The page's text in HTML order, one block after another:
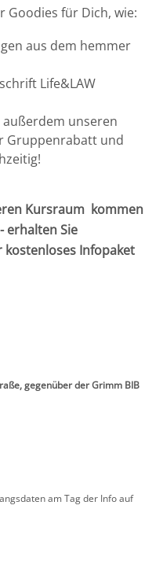
Goodies für Dich, wie:
aus dem hemmer
Life&LAW
außerdem unseren
Gruppenrabatt und
Kursraum kommen
erhalten Sie
Infopaket
gegenüber der Grimm BIB
am Tag der Info auf